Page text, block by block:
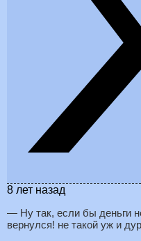
8 лет назад
— Ну так, если бы деньги
вернулся! не такой уж и